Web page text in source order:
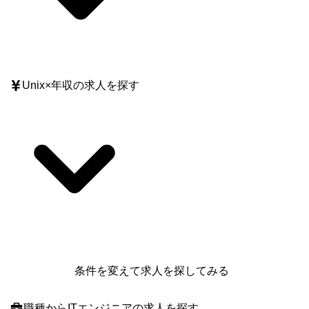
Unix×年収の求人を探す
条件を変えて求人を探してみる